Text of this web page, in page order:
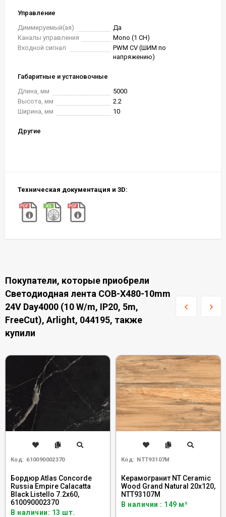
Управление
Диммируемый(ая)
Да
Каналы управления
Mono (1 CH)
Входной сигнал
PWM СV (ШИМ по
напряжению)
Габаритные и установочные
Длина, мм
5000
Высота, мм
2.2
Ширина, мм
10
Другие
Техническая документация и 3D:
Покупатели, которые приобрели
Светодиодная лента COB-X480-10mm
24V Day4000 (10 W/m, IP20, 5m,
FreeCut), Arlight, 044195, также
купили
Код: 610090002370
Бордюр Atlas Concorde
Russia Empire Calacatta
Black Listello 7.2x60,
610090002370
В наличии: 13 шт.
Код: NTT93107M
Керамогранит NT Ceramic
Wood Grand Natural 20x120,
NTT93107M
В наличии : 149 м²